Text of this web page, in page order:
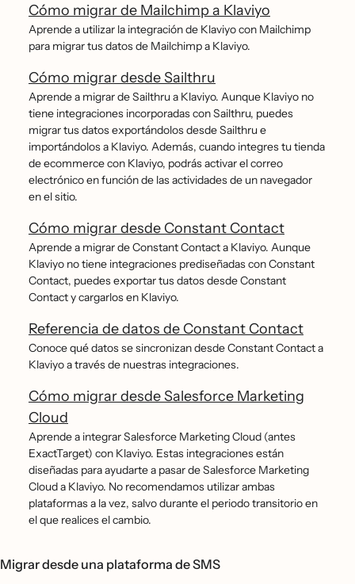
Cómo migrar de Mailchimp a Klaviyo
Aprende a utilizar la integración de Klaviyo con Mailchimp
para migrar tus datos de Mailchimp a Klaviyo.
Cómo migrar desde Sailthru
Aprende a migrar de Sailthru a Klaviyo. Aunque Klaviyo no
tiene integraciones incorporadas con Sailthru, puedes
migrar tus datos exportándolos desde Sailthru e
importándolos a Klaviyo. Además, cuando integres tu tienda
de ecommerce con Klaviyo, podrás activar el correo
electrónico en función de las actividades de un navegador
en el sitio.
Cómo migrar desde Constant Contact
Aprende a migrar de Constant Contact a Klaviyo. Aunque
Klaviyo no tiene integraciones prediseñadas con Constant
Contact, puedes exportar tus datos desde Constant
Contact y cargarlos en Klaviyo.
Referencia de datos de Constant Contact
Conoce qué datos se sincronizan desde Constant Contact a
Klaviyo a través de nuestras integraciones.
Cómo migrar desde Salesforce Marketing
Cloud
Aprende a integrar Salesforce Marketing Cloud (antes
ExactTarget) con Klaviyo. Estas integraciones están
diseñadas para ayudarte a pasar de Salesforce Marketing
Cloud a Klaviyo. No recomendamos utilizar ambas
plataformas a la vez, salvo durante el periodo transitorio en
el que realices el cambio.
Migrar desde una plataforma de SMS